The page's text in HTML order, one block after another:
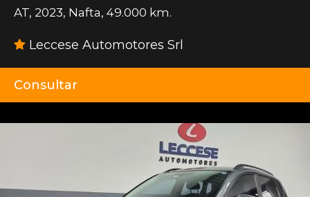
AT, 2023, Nafta, 49.000 km.
Leccese Automotores Srl
Consultar